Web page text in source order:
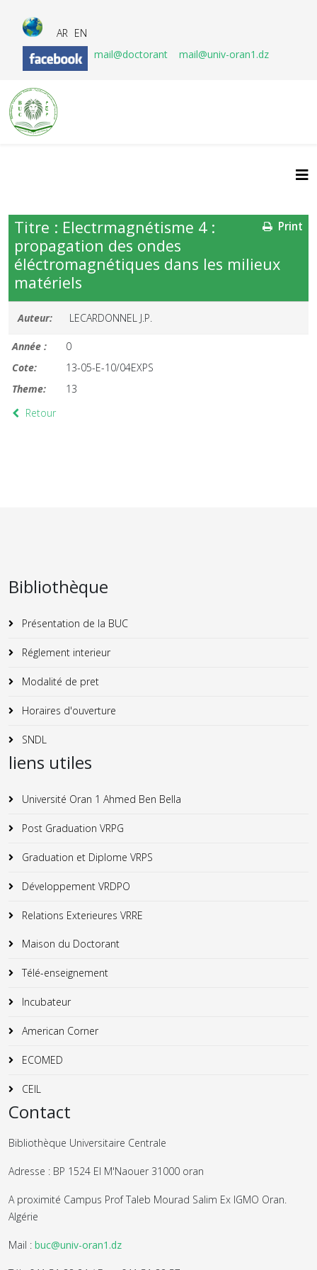
AR EN
mail@doctorant
mail@univ-oran1.dz
Print
Titre : Electrmagnétisme 4 :
propagation des ondes
éléctromagnétiques dans les milieux
matériels
Auteur: LECARDONNEL J.P.
Année :
0
Cote:
13-05-E-10/04EXPS
Theme:
13
Retour
Bibliothèque
Présentation de la BUC
Réglement interieur
Modalité de pret
Horaires d'ouverture
SNDL
liens utiles
Université Oran 1 Ahmed Ben Bella
Post Graduation VRPG
Graduation et Diplome VRPS
Développement VRDPO
Relations Exterieures VRRE
Maison du Doctorant
Télé-enseignement
Incubateur
American Corner
ECOMED
CEIL
Contact
Bibliothèque Universitaire Centrale
Adresse : BP 1524 El M'Naouer 31000 oran
A proximité Campus Prof Taleb Mourad Salim Ex IGMO Oran.
Algérie
Mail : buc@univ-oran1.dz